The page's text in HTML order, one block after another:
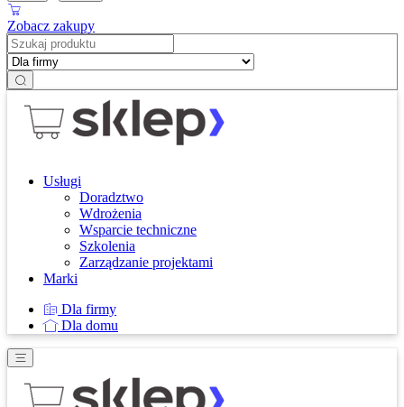
Zobacz zakupy
Usługi
Doradztwo
Wdrożenia
Wsparcie techniczne
Szkolenia
Zarządzanie projektami
Marki
Dla firmy
Dla domu